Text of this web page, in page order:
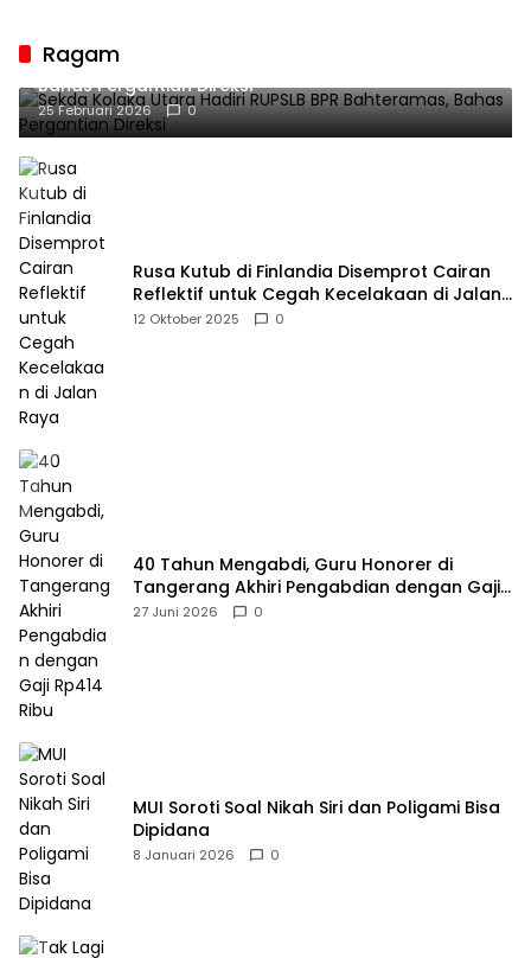
Ragam
Sekda Kolaka Utara Hadiri RUPSLB BPR Bahteramas,
Bahas Pergantian Direksi
25 Februari 2026 0
Rusa Kutub di Finlandia Disemprot Cairan
Reflektif untuk Cegah Kecelakaan di Jalan
Raya
12 Oktober 2025 0
40 Tahun Mengabdi, Guru Honorer di
Tangerang Akhiri Pengabdian dengan Gaji
Rp414 Ribu
27 Juni 2026 0
MUI Soroti Soal Nikah Siri dan Poligami Bisa
Dipidana
8 Januari 2026 0